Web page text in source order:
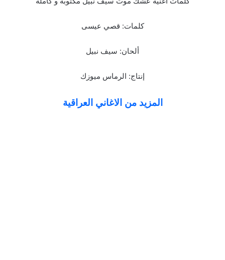
كلمات: قصي عيسى
ألحان: سيف نبيل
إنتاج: الرماس ميوزك
المزيد من الاغاني العراقية